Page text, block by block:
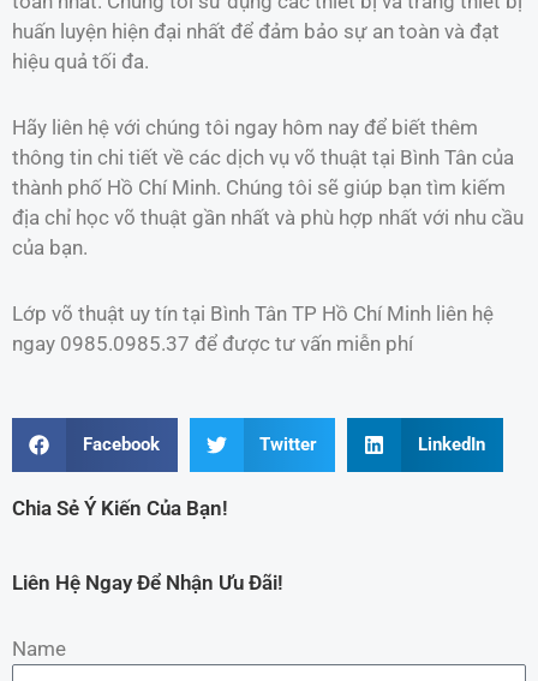
huấn luyện hiện đại nhất để đảm bảo sự an toàn và đạt
hiệu quả tối đa.
Hãy liên hệ với chúng tôi ngay hôm nay để biết thêm
thông tin chi tiết về các dịch vụ võ thuật tại Bình Tân của
thành phố Hồ Chí Minh. Chúng tôi sẽ giúp bạn tìm kiếm
địa chỉ học võ thuật gần nhất và phù hợp nhất với nhu cầu
của bạn.
Lớp võ thuật uy tín tại Bình Tân TP Hồ Chí Minh liên hệ
ngay 0985.0985.37 để được tư vấn miễn phí
Facebook Twitter LinkedIn
Chia Sẻ Ý Kiến Của Bạn!
Liên Hệ Ngay Để Nhận Ưu Đãi!
Name